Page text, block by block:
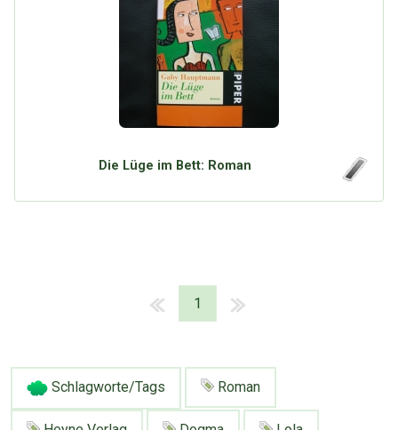
Die Lüge im Bett: Roman
1
Schlagworte/Tags Roman